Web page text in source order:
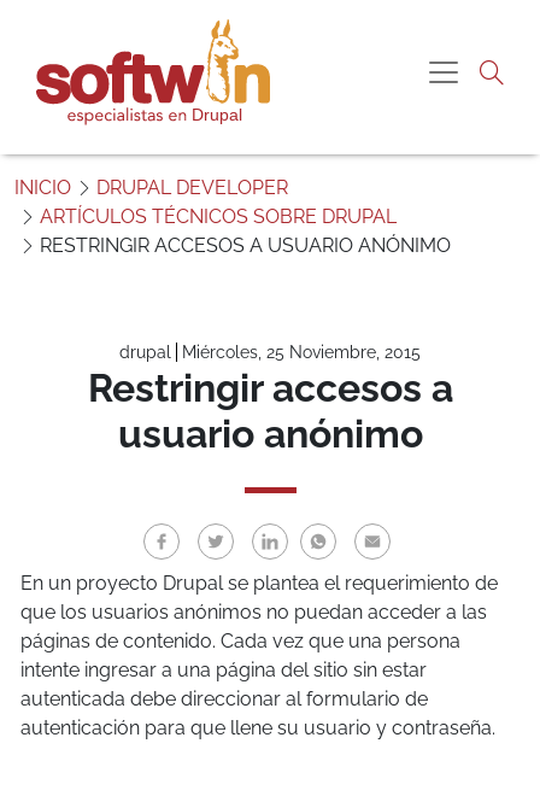
f
t
w
INICIO
DRUPAL DEVELOPER
ARTÍCULOS TÉCNICOS SOBRE DRUPAL
RESTRINGIR ACCESOS A USUARIO ANÓNIMO
drupal Miércoles, 25 Noviembre, 2015
Restringir accesos a
usuario anónimo
En un proyecto Drupal se plantea el requerimiento de
que los usuarios anónimos no puedan acceder a las
páginas de contenido. Cada vez que una persona
intente ingresar a una página del sitio sin estar
autenticada debe direccionar al formulario de
autenticación para que llene su usuario y contraseña.
Me gustaría más
información sobre:
“Restringir accesos a usuario anónimo”
Nombre
Teléfono
Comentario